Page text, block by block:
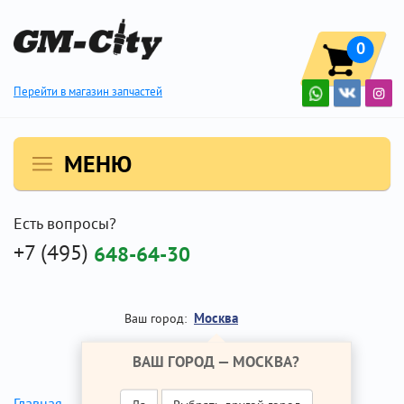
Перейти в магазин запчастей
0
МЕНЮ
Есть вопросы?
+7 (495) 648-64-30
Ваш город: Москва
ВАШ ГОРОД — МОСКВА?